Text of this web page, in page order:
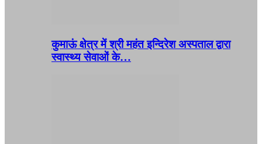
कुमाऊं क्षेत्र में श्री महंत इन्दिरेश अस्पताल द्वारा
स्वास्थ्य सेवाओं के…